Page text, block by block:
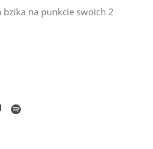
na punkcie swoich 2